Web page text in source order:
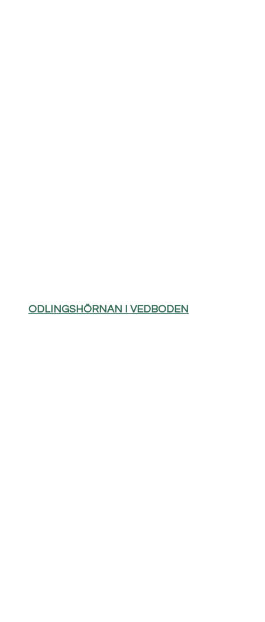
ODLINGSHÖRNAN I VEDBODEN